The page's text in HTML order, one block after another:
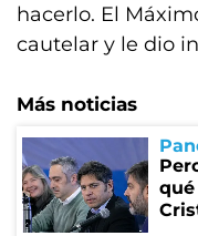
hacerlo. El
cautelar y le dio
Más noticias